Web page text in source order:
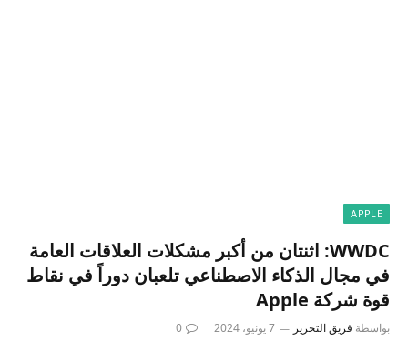
APPLE
WWDC: اثنتان من أكبر مشكلات العلاقات العامة
في مجال الذكاء الاصطناعي تلعبان دوراً في نقاط
قوة شركة Apple
بواسطة فريق التحرير 7 يونيو، 2024 0